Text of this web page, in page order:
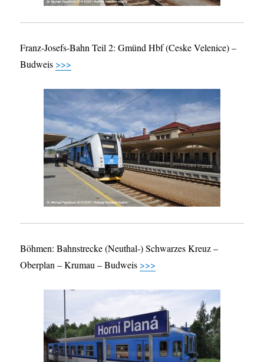
Franz-Josefs-Bahn Teil 2: Gmünd Hbf (Ceske Velenice) –
Budweis >>>
Böhmen: Bahnstrecke (Neuthal-) Schwarzes Kreuz –
Oberplan – Krumau – Budweis >>>